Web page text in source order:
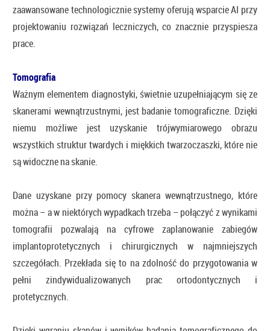
zaawansowane technologicznie systemy oferują wsparcie AI przy
projektowaniu rozwiązań leczniczych, co znacznie przyspiesza
prace.
Tomografia
Ważnym elementem diagnostyki, świetnie uzupełniającym się ze
skanerami wewnątrzustnymi, jest badanie tomograficzne. Dzięki
niemu możliwe jest uzyskanie trójwymiarowego obrazu
wszystkich struktur twardych i miękkich twarzoczaszki, które nie
są widoczne na skanie.
Dane uzyskane przy pomocy skanera wewnątrzustnego, które
można – a w niektórych wypadkach trzeba – połączyć z wynikami
tomografii pozwalają na cyfrowe zaplanowanie zabiegów
implantoprotetycznych i chirurgicznych w najmniejszych
szczegółach. Przekłada się to na zdolność do przygotowania w
pełni zindywidualizowanych prac ortodontycznych i
protetycznych.